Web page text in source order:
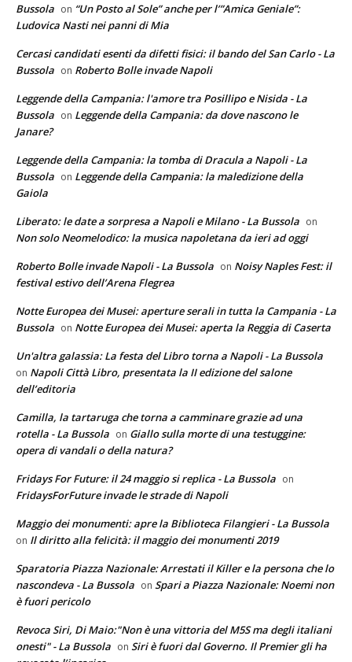
Bussola on “Un Posto al Sole” anche per l’”Amica Geniale”:
Ludovica Nasti nei panni di Mia
Cercasi candidati esenti da difetti fisici: il bando del San Carlo - La
Bussola on Roberto Bolle invade Napoli
Leggende della Campania: l'amore tra Posillipo e Nisida - La
Bussola on Leggende della Campania: da dove nascono le
Janare?
Leggende della Campania: la tomba di Dracula a Napoli - La
Bussola on Leggende della Campania: la maledizione della
Gaiola
Liberato: le date a sorpresa a Napoli e Milano - La Bussola on
Non solo Neomelodico: la musica napoletana da ieri ad oggi
Roberto Bolle invade Napoli - La Bussola on Noisy Naples Fest: il
festival estivo dell’Arena Flegrea
Notte Europea dei Musei: aperture serali in tutta la Campania - La
Bussola on Notte Europea dei Musei: aperta la Reggia di Caserta
Un'altra galassia: La festa del Libro torna a Napoli - La Bussola
on Napoli Città Libro, presentata la II edizione del salone
dell’editoria
Camilla, la tartaruga che torna a camminare grazie ad una
rotella - La Bussola on Giallo sulla morte di una testuggine:
opera di vandali o della natura?
Fridays For Future: il 24 maggio si replica - La Bussola on
FridaysForFuture invade le strade di Napoli
Maggio dei monumenti: apre la Biblioteca Filangieri - La Bussola
on Il diritto alla felicità: il maggio dei monumenti 2019
Sparatoria Piazza Nazionale: Arrestati il Killer e la persona che lo
nascondeva - La Bussola on Spari a Piazza Nazionale: Noemi non
è fuori pericolo
Revoca Siri, Di Maio:"Non è una vittoria del M5S ma degli italiani
onesti" - La Bussola on Siri è fuori dal Governo. Il Premier gli ha